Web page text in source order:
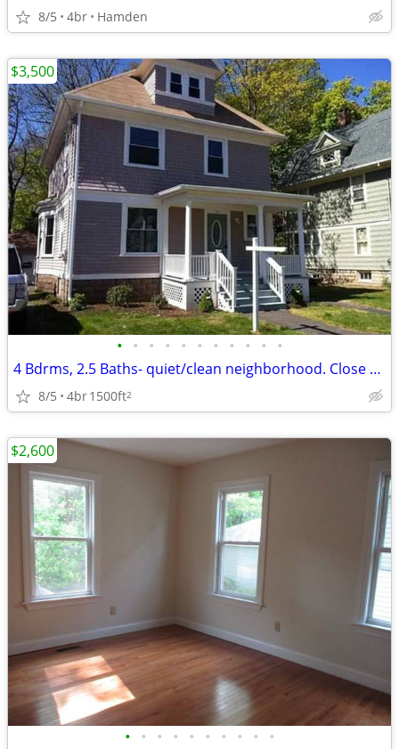
8/5 4br Hamden
• • • • • • • • • • •
4 Bdrms, 2.5 Baths- quiet/clean neighborhood. Close to VA hospital and
8/5 4br1500ft2
$3,500
• • • • • • • • • •
$2,600